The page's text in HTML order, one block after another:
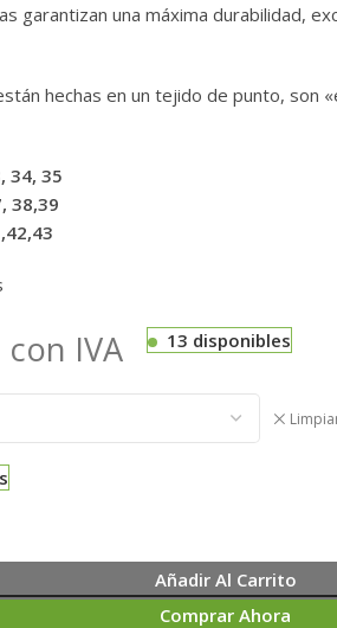
garantizan una máxima durabilidad,
hechas en un tejido de punto, son
34, 35
38,39
con IVA 13 disponibles
Añadir Al Carrito
Comprar Ahora